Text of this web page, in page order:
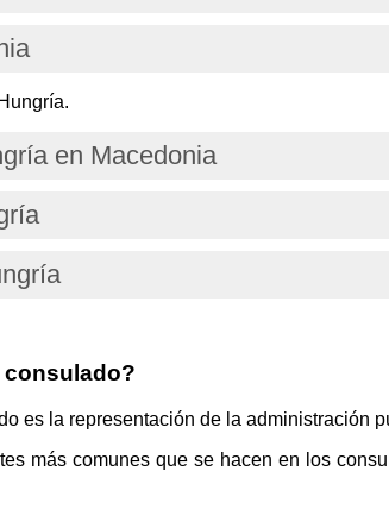
en Macedonia
consulado?
es la representación de la administración
más comunes que se hacen en los